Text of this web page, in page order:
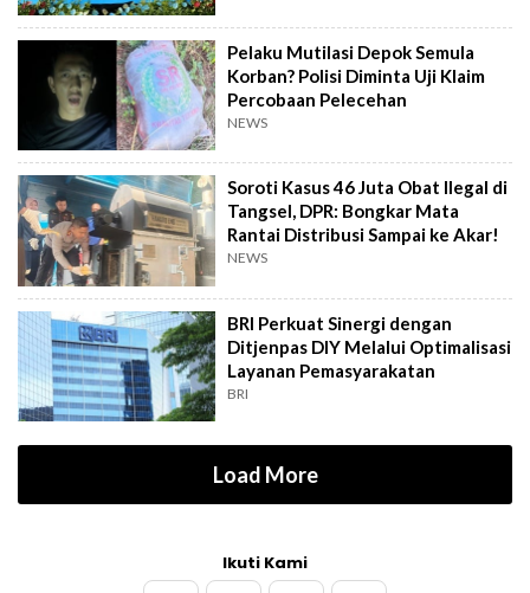
Pelaku Mutilasi Depok Semula
Korban? Polisi Diminta Uji Klaim
Percobaan Pelecehan
NEWS
Soroti Kasus 46 Juta Obat Ilegal di
Tangsel, DPR: Bongkar Mata
Rantai Distribusi Sampai ke Akar!
NEWS
BRI Perkuat Sinergi dengan
Ditjenpas DIY Melalui Optimalisasi
Layanan Pemasyarakatan
BRI
Load More
Ikuti Kami